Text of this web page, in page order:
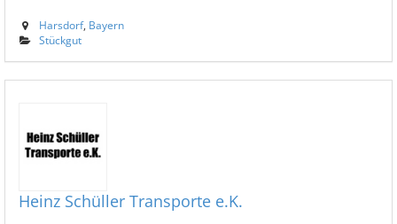
Harsdorf, Bayern
Stückgut
Heinz Schüller Transporte e.K.